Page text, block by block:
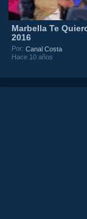
Marbella Te
2016
Por:Canal Costa
Hace 10 años